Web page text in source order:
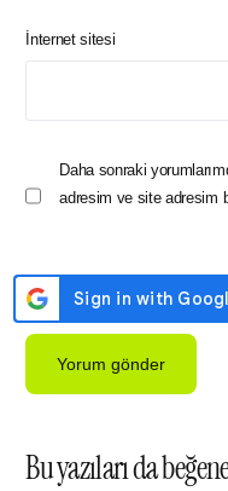
İnternet sitesi
Daha sonraki
adresim ve site adresim
Bu yazıları da